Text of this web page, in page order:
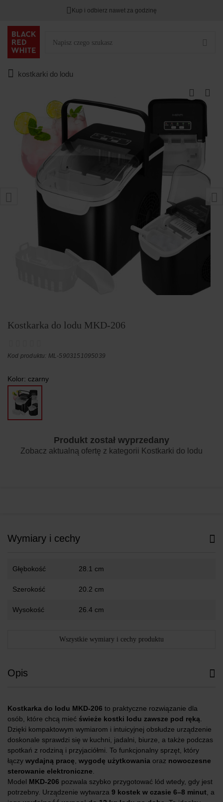
Kup i odbierz nawet za godzinę
kostkarki do lodu
Kostkarka do lodu MKD-206
Kod produktu: ML-5903151095039
Kolor: czarny
Produkt został wyprzedany
Zobacz aktualną ofertę z kategorii Kostkarki do lodu
Wymiary i cechy
Głębokość 28.1 cm
Szerokość 20.2 cm
Wysokość 26.4 cm
Wszystkie wymiary i cechy produktu
Opis
Kostkarka do lodu MKD-206 to praktyczne rozwiązanie dla
osób, które chcą mieć świeże kostki lodu zawsze pod ręką
Dzięki kompaktowym wymiarom i intuicyjnej obsłudze urządzenie
doskonale sprawdzi się w kuchni, jadalni, biurze, a także podczas
spotkań z rodziną i przyjaciółmi. To funkcjonalny sprzęt, który
łączy wydajną pracę wygodę użytkowania oraz nowoczesne
sterowanie elektroniczne
Model MKD-206 pozwala szybko przygotować lód wtedy, gdy jest
potrzebny. Urządzenie wytwarza 9 kostek w czasie 6–8 minut , a